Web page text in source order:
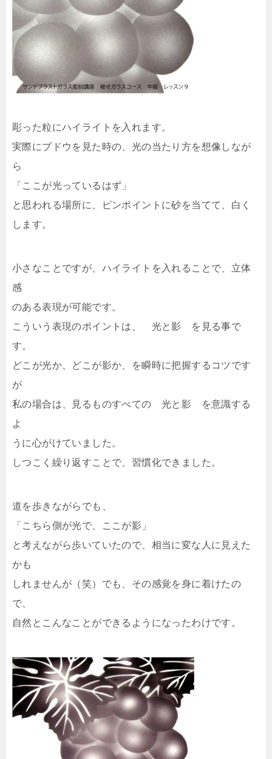
彫った粒にハイライトを入れます。
実際にブドウを見た時の、光の当たり方を想像しなが
ら
「ここが光っているはず」
と思われる場所に、ピンポイントに砂を当てて、白く
します。
小さなことですが、ハイライトを入れることで、立体
感
のある表現が可能です。
こういう表現のポイントは、 光と影 を見る事で
す。
どこが光か、どこが影か、を瞬時に把握するコツです
が
私の場合は、見るものすべての 光と影 を意識する
よ
うに心がけていました。
しつこく繰り返すことで、習慣化できました。
道を歩きながらでも、
「こちら側が光で、ここが影」
と考えながら歩いていたので、相当に変な人に見えた
かも
しれませんが（笑）でも、その感覚を身に着けたの
で、
自然とこんなことができるようになったわけです。